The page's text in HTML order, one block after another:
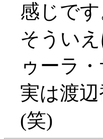
感じです
そうい
ゥーラ
実は渡
(笑)